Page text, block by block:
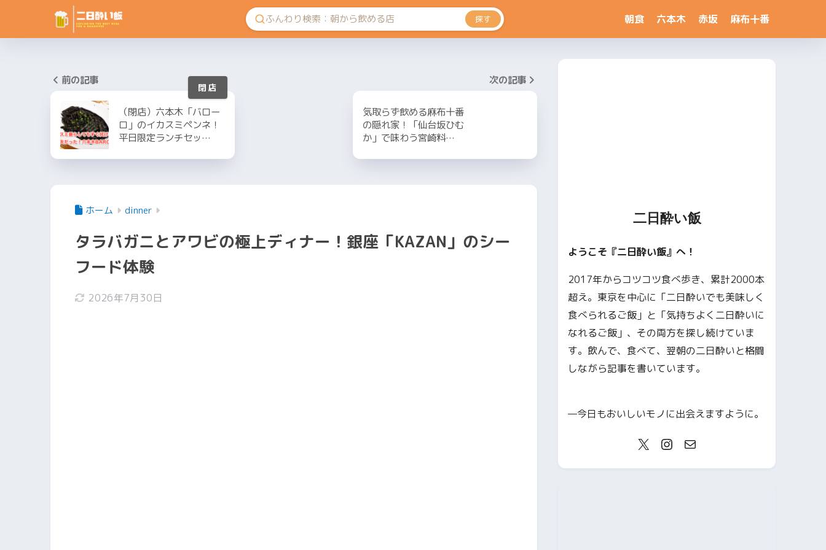
探す 朝食 六本木 赤坂 麻布十番
前の記事
（閉店）六本木「バロー
ロ」のイカスミペンネ！
平日限定ランチセッ…
次の記事
気取らず飲める麻布十番
の隠れ家！「仙台坂ひむ
か」で味わう宮崎料…
ホーム dinner
タラバガニとアワビの極上ディナー！銀座「KAZAN」のシー
フード体験
2026年7月30日
二日酔い飯
ようこそ『二日酔い飯』へ！
2017年からコツコツ食べ歩き、累計2000本
超え。東京を中心に「二日酔いでも美味しく
食べられるご飯」と「気持ちよく二日酔いに
なれるご飯」、その両方を探し続けていま
す。飲んで、食べて、翌朝の二日酔いと格闘
しながら記事を書いています。
—今日もおいしいモノに出会えますように。